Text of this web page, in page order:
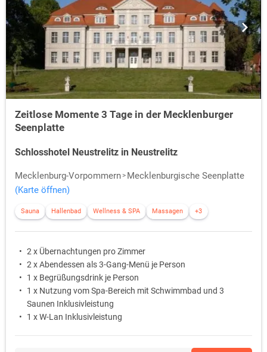
Zeitlose Momente 3 Tage in der Mecklenburger
Seenplatte
Schlosshotel Neustrelitz in Neustrelitz
Mecklenburg-Vorpommern
Mecklenburgische Seenplatte
(Karte öffnen)
Sauna Hallenbad Wellness & SPA Massagen +3
2 x Übernachtungen pro Zimmer
2 x Abendessen als 3-Gang-Menü je Person
1 x Begrüßungsdrink je Person
1 x Nutzung vom Spa-Bereich mit Schwimmbad und 3
Saunen Inklusivleistung
1 x W-Lan Inklusivleistung